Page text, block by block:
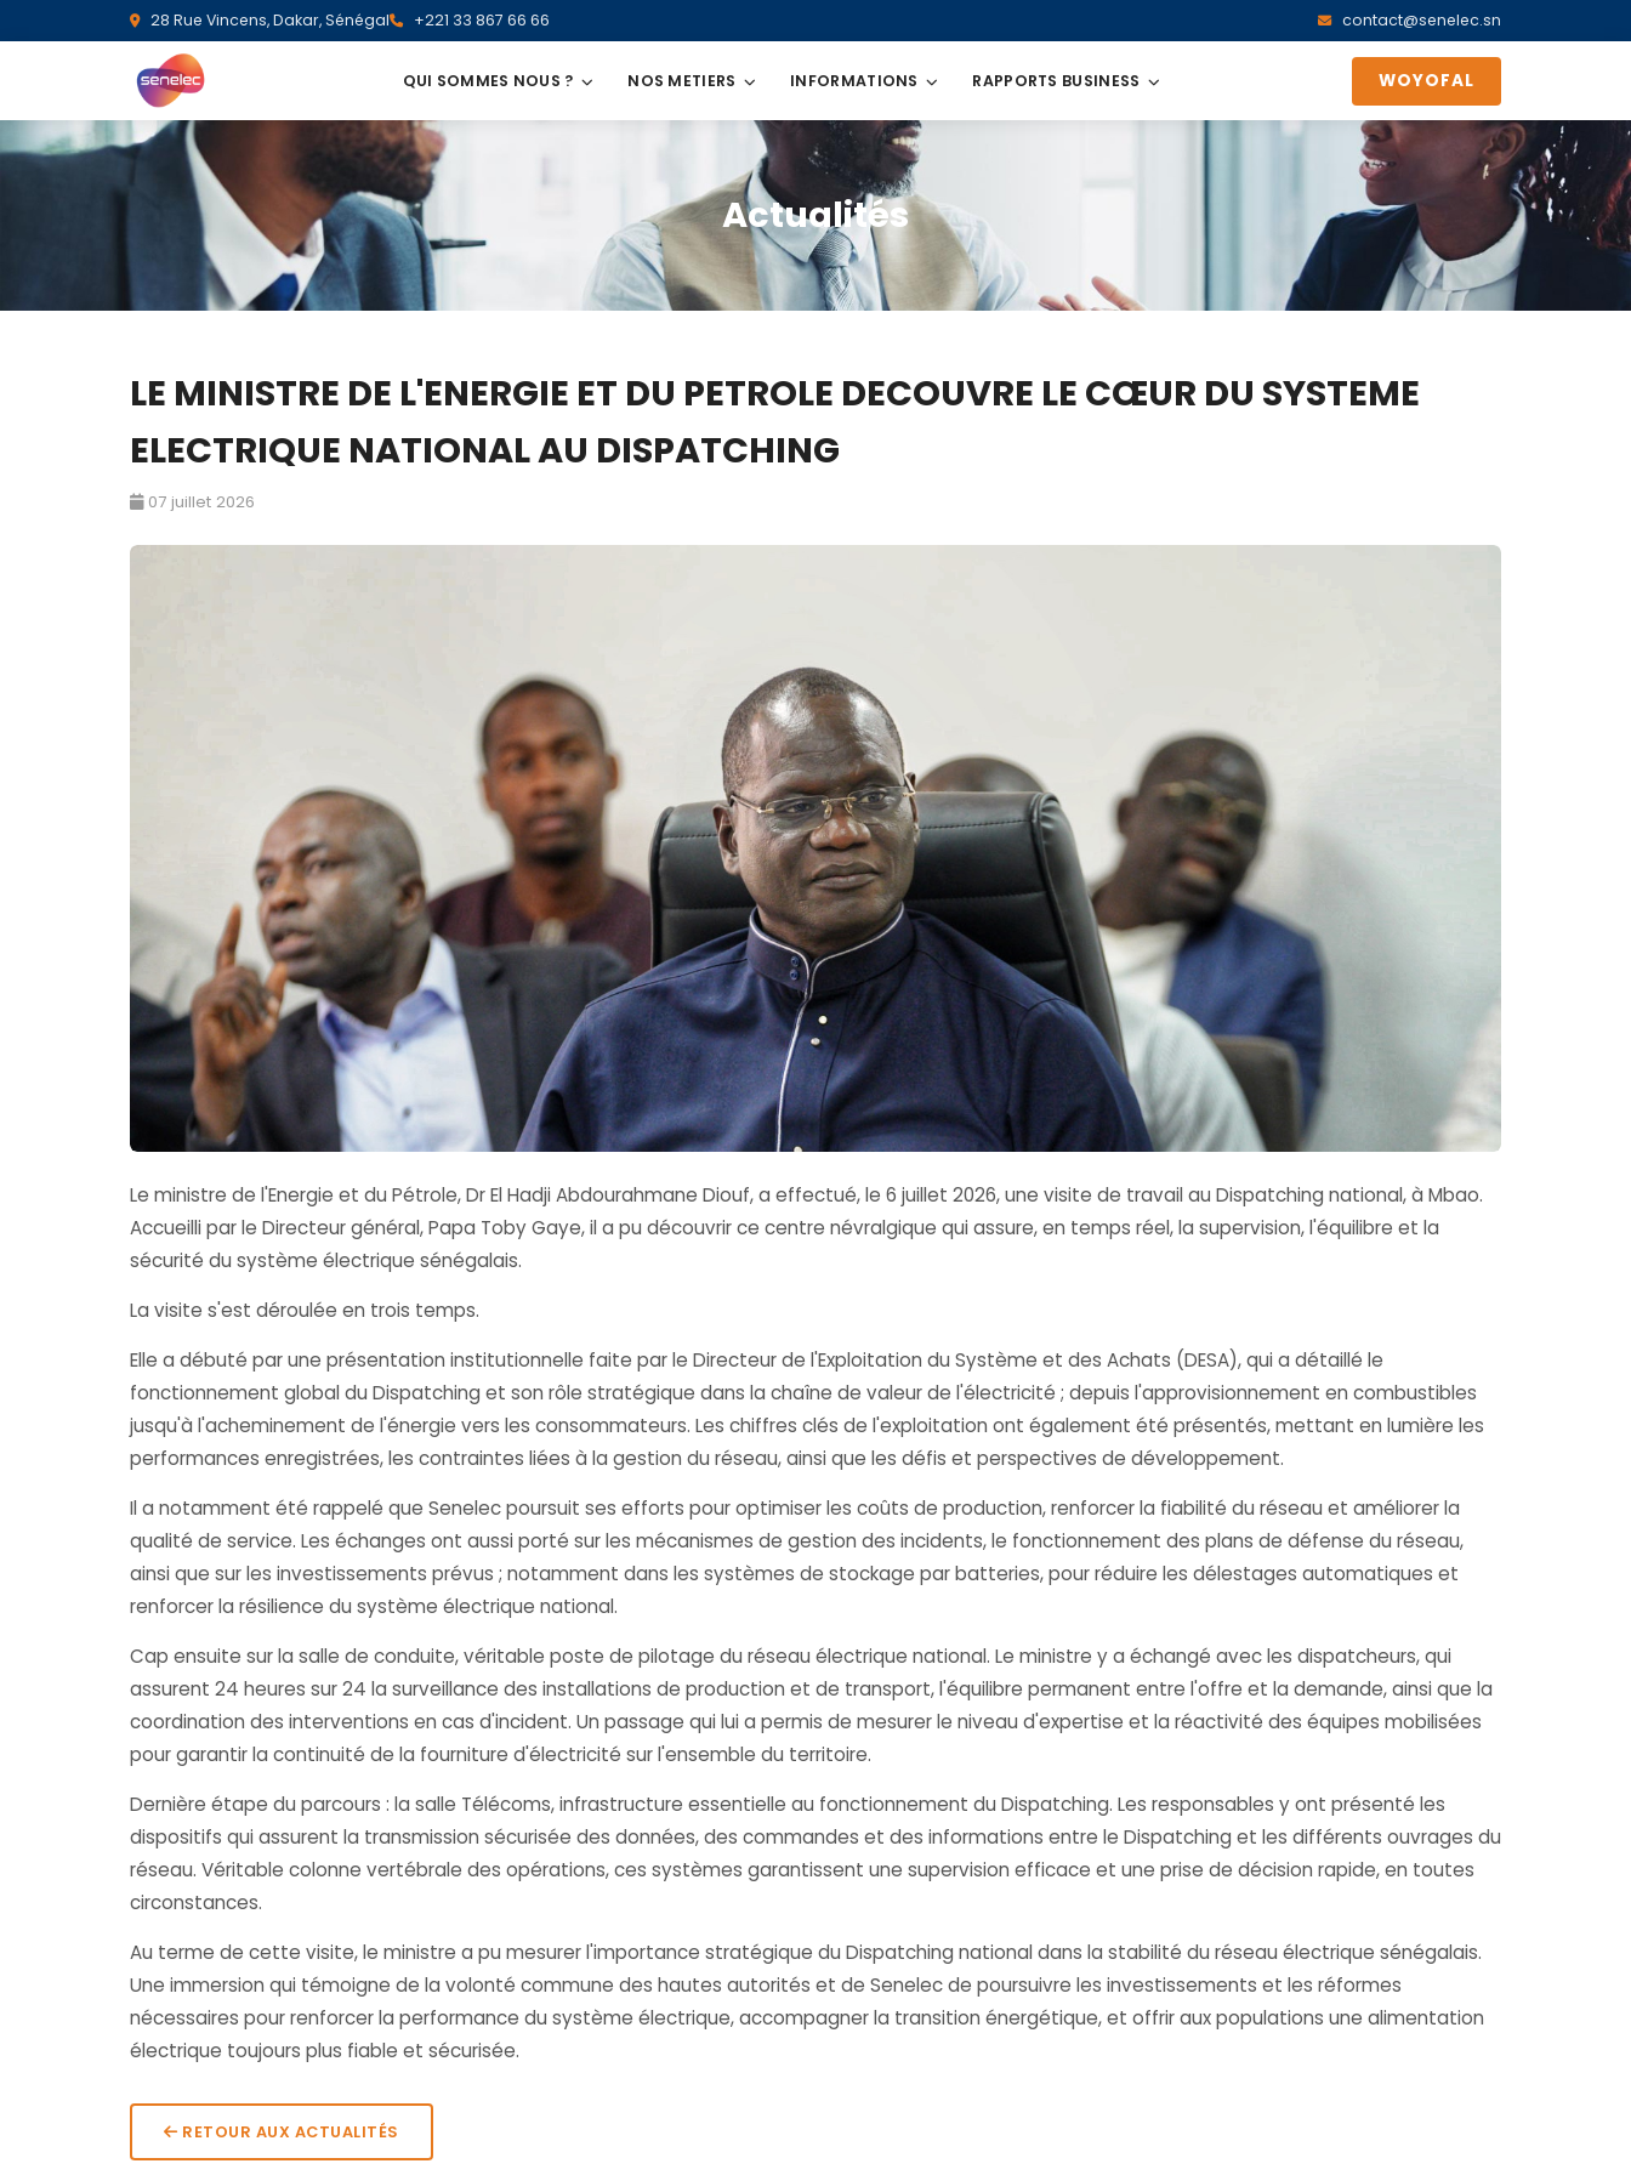
28 Rue Vincens, Dakar, Sénégal +221 33 867 66 66 contact@senelec.sn
QUI SOMMES NOUS ? NOS METIERS INFORMATIONS RAPPORTS BUSINESS WOYOFAL
Actualités
LE MINISTRE DE L'ENERGIE ET DU PETROLE DECOUVRE LE CŒUR DU SYSTEME
ELECTRIQUE NATIONAL AU DISPATCHING
07 juillet 2026
Le ministre de l'Energie et du Pétrole, Dr El Hadji Abdourahmane Diouf, a effectué, le 6 juillet 2026, une visite de travail au Dispatching national, à Mbao.
Accueilli par le Directeur général, Papa Toby Gaye, il a pu découvrir ce centre névralgique qui assure, en temps réel, la supervision, l'équilibre et la
sécurité du système électrique sénégalais.
La visite s'est déroulée en trois temps.
Elle a débuté par une présentation institutionnelle faite par le Directeur de l'Exploitation du Système et des Achats (DESA), qui a détaillé le
fonctionnement global du Dispatching et son rôle stratégique dans la chaîne de valeur de l'électricité ; depuis l'approvisionnement en combustibles
jusqu'à l'acheminement de l'énergie vers les consommateurs. Les chiffres clés de l'exploitation ont également été présentés, mettant en lumière les
performances enregistrées, les contraintes liées à la gestion du réseau, ainsi que les défis et perspectives de développement.
Il a notamment été rappelé que Senelec poursuit ses efforts pour optimiser les coûts de production, renforcer la fiabilité du réseau et améliorer la
qualité de service. Les échanges ont aussi porté sur les mécanismes de gestion des incidents, le fonctionnement des plans de défense du réseau,
ainsi que sur les investissements prévus ; notamment dans les systèmes de stockage par batteries, pour réduire les délestages automatiques et
renforcer la résilience du système électrique national.
Cap ensuite sur la salle de conduite, véritable poste de pilotage du réseau électrique national. Le ministre y a échangé avec les dispatcheurs, qui
assurent 24 heures sur 24 la surveillance des installations de production et de transport, l'équilibre permanent entre l'offre et la demande, ainsi que la
coordination des interventions en cas d'incident. Un passage qui lui a permis de mesurer le niveau d'expertise et la réactivité des équipes mobilisées
pour garantir la continuité de la fourniture d'électricité sur l'ensemble du territoire.
Dernière étape du parcours : la salle Télécoms, infrastructure essentielle au fonctionnement du Dispatching. Les responsables y ont présenté les
dispositifs qui assurent la transmission sécurisée des données, des commandes et des informations entre le Dispatching et les différents ouvrages du
réseau. Véritable colonne vertébrale des opérations, ces systèmes garantissent une supervision efficace et une prise de décision rapide, en toutes
circonstances.
Au terme de cette visite, le ministre a pu mesurer l'importance stratégique du Dispatching national dans la stabilité du réseau électrique sénégalais.
Une immersion qui témoigne de la volonté commune des hautes autorités et de Senelec de poursuivre les investissements et les réformes
nécessaires pour renforcer la performance du système électrique, accompagner la transition énergétique, et offrir aux populations une alimentation
électrique toujours plus fiable et sécurisée.
RETOUR AUX ACTUALITÉS